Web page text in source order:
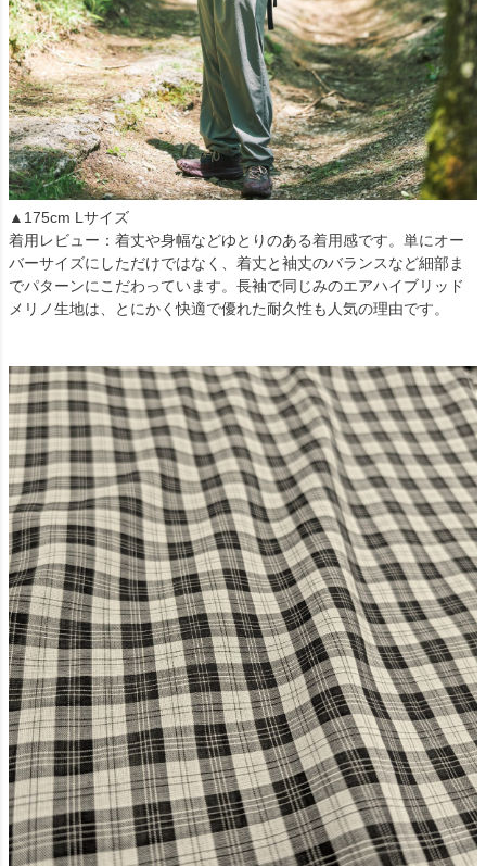
▲175cm Lサイズ
着用レビュー：着丈や身幅などゆとりのある着用感です。単にオー
バーサイズにしただけではなく、着丈と袖丈のバランスなど細部ま
でパターンにこだわっています。長袖で同じみのエアハイブリッド
メリノ生地は、とにかく快適で優れた耐久性も人気の理由です。